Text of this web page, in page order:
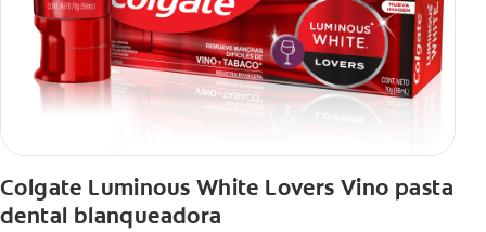
Colgate Luminous White Lovers Vino pasta
dental blanqueadora